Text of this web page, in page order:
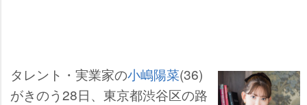
タレント・実業家の小嶋陽菜(36)
がきのう28日、東京都渋谷区の路